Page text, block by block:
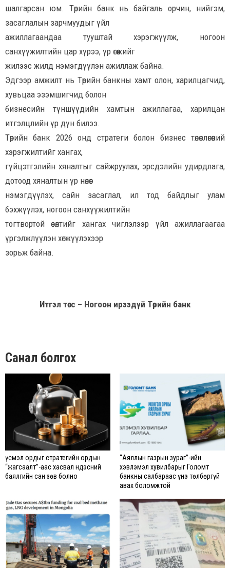
шалгарсан юм. Төрийн банк нь байгаль орчин, нийгэм,
засаглалын зарчмуудыг үйл
ажиллагаандаа тууштай хэрэгжүүлж, ногоон
санхүүжилтийн цар хүрээ, үр өгөөжийг
жилээс жилд нэмэгдүүлэн ажиллаж байна.
Эдгээр амжилт нь Төрийн банкны хамт олон, харилцагчид,
хувьцаа эзэмшигчид болон
бизнесийн түншүүдийн хамтын ажиллагаа, харилцан
итгэлцлийн үр дүн билээ.
Төрийн банк 2026 онд стратеги болон бизнес төлөвлөгөөний
хэрэгжилтийг хангах,
гүйцэтгэлийн хяналтыг сайжруулах, эрсдэлийн удирдлага,
дотоод хяналтын үр нөлөөг
нэмэгдүүлэх, сайн засаглал, ил тод байдлыг улам
бэхжүүлэх, ногоон санхүүжилтийн
тогтвортой өсөлтийг хангах чиглэлээр үйл ажиллагаагаа
үргэлжлүүлэн хөгжүүлэхээр
зорьж байна.
Итгэл төгс – Ногоон ирээдүй Төрийн банк
Санал болгох
Үүсмэл ордыг стратегийн ордын
“жагсаалт”-аас хасвал Үндэсний
баялгийн сан зөв болно
“Аяллын газрын зураг”-ийн
хэвлэмэл хувилбарыг Голомт
банкны салбараас үнэ төлбөргүй
авах боломжтой